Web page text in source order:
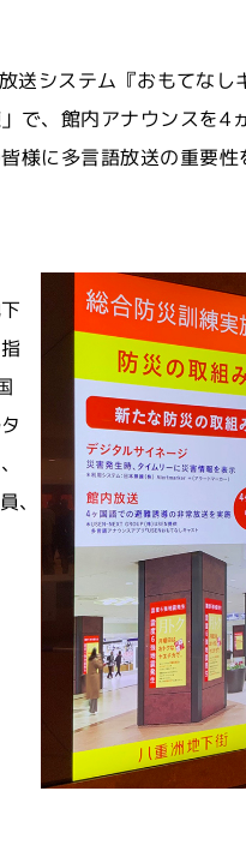
送システム『おもてな
で、館内アナウンスを4
様に多言語放送の重要
、